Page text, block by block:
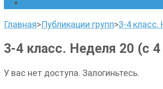
Главная>Публикации групп>3-4 класс.
3-4 класс. Неделя 20 (с
У вас нет доступа. Залогиньтесь.